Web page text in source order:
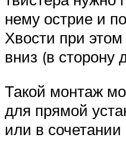
нему острие и
Хвости при
вниз (в сторону
Такой монтаж
для прямой
или в сочетании